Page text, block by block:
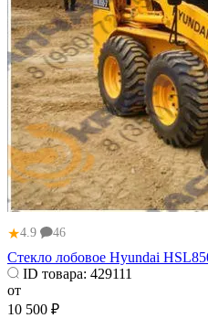
★4.9 46
Стекло лобовое Нуundai
ID товара: 429111
от
10 500 ₽